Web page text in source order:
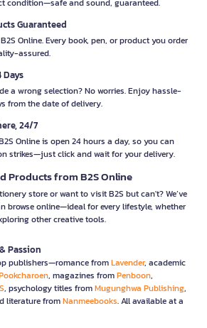
condition—safe and sound, guaranteed.
Guaranteed
Online. Every book, pen, or product you order
assured.
Days
a wrong selection? No worries. Enjoy hassle-
from the date of delivery.
24/7
Online is open 24 hours a day, so you can
strikes—just click and wait for your delivery.
Products from B2S Online
store or want to visit B2S but can't? We’ve
browse online—ideal for every lifestyle, whether
other creative tools.
Passion
publishers—romance fromLavender, academic
, magazines fromPenboon,
, psychology titles fromMugunghwa Publishing,
literature fromNanmeebooks. All available at a